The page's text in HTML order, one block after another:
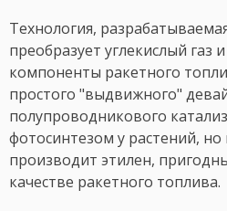
Технология,
преобразует углекислый газ
компоненты ракетного
простого "выдвижного"
полупроводникового
фотосинтезом у растений,
производит этилен,
качестве ракетного топлива.